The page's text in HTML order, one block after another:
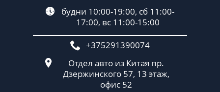
будни 10:00-19:00, сб 11:00-
17:00, вс 11:00-15:00
+375291390074
Отдел авто из Китая пр.
Дзержинского 57, 13 этаж,
офис 52